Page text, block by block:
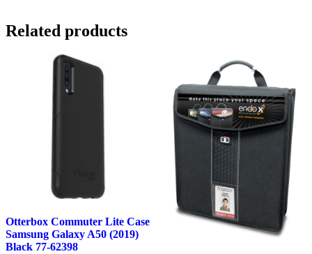
Related products
Otterbox Commuter Lite Case
Samsung Galaxy A50 (2019)
Black 77-62398